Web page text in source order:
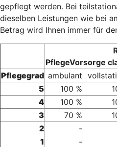
gepflegt werden. Bei
dieselben Leistungen wie bei
Betrag wird Ihnen immer für
PflegeVorsorge
Pflegegrad ambulant
5
100 %
4
100 %
3
70 %
2
-
1
-